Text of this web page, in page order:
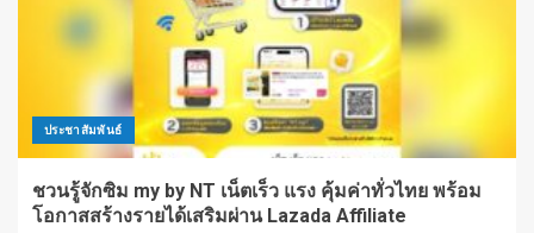
ประชาสัมพันธ์
ชวนรู้จักซิม my by NT เน็ตเร็ว แรง คุ้มค่าทั่วไทย พร้อม
โอกาสสร้างรายได้เสริมผ่าน Lazada Affiliate